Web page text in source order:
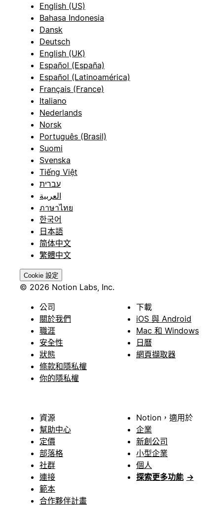
English (US)
Bahasa Indonesia
Dansk
Deutsch
English (UK)
Español (España)
Español (Latinoamérica)
Français (France)
Italiano
Nederlands
Norsk
Português (Brasil)
Suomi
Svenska
Tiếng Việt
עברית
العربية
ภาษาไทย
한국어
日本語
简体中文
繁體中文
Cookie 設定
© 2026 Notion Labs, Inc.
公司
關於我們
職涯
安全性
狀態
條款和隱私權
你的隱私權
下載
iOS 與 Android
Mac 和 Windows
日曆
網頁擷取器
資源
幫助中心
定價
部落格
社群
連接
範本
合作夥伴計畫
Notion，適用於
企業
新創公司
小型企業
個人
探索更多功能 →